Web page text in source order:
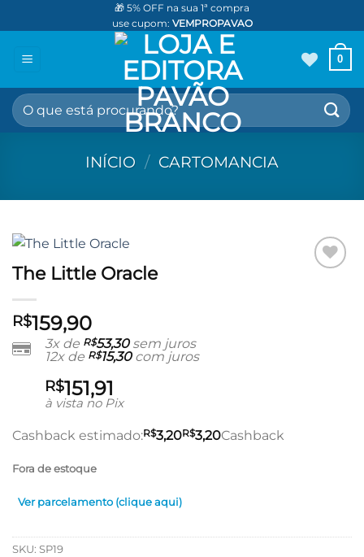
to
🎁 5% OFF na sua 1ª compra
use cupom: VEMPROPAVAO
0
Pesquisar
por:
INÍCIO / CARTOMANCIA
The Little Oracle
R$159,90
3x de R$53,30sem juros
12x de R$15,30com juros
R$151,91
à vista no Pix
Cashback estimado:R$3,20R$3,20Cashback
Fora de estoque
Ver parcelamento (clique aqui)
SKU: SP19